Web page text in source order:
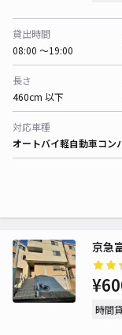
貸出時間
08:00 〜19:00
長さ
460cm 以下
対応車種
オートバイ軽自動車コン
京急
時間